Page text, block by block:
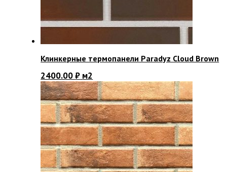
Клинкерные термопанели Paradyz Cloud Brown
2400.00₽ м2